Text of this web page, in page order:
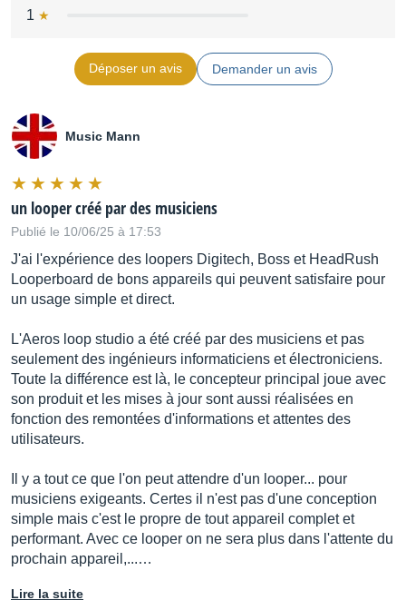
1
Déposer un avis Demander un avis
Music Mann
un looper créé par des musiciens
Publié le 10/06/25 à 17:53
J'ai l'expérience des loopers Digitech, Boss et HeadRush
Looperboard de bons appareils qui peuvent satisfaire pour
un usage simple et direct.
L'Aeros loop studio a été créé par des musiciens et pas
seulement des ingénieurs informaticiens et électroniciens.
Toute la différence est là, le concepteur principal joue avec
son produit et les mises à jour sont aussi réalisées en
fonction des remontées d'informations et attentes des
utilisateurs.
Il y a tout ce que l'on peut attendre d'un looper... pour
musiciens exigeants. Certes il n'est pas d'une conception
simple mais c'est le propre de tout appareil complet et
performant. Avec ce looper on ne sera plus dans l'attente du
prochain appareil,...…
Lire la suite